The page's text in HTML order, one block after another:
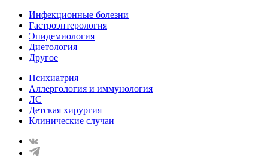
Инфекционные болезни
Гастроэнтерология
Эпидемиология
Диетология
Другое
Психиатрия
Аллергология и иммунология
ЛС
Детская хирургия
Клинические случаи